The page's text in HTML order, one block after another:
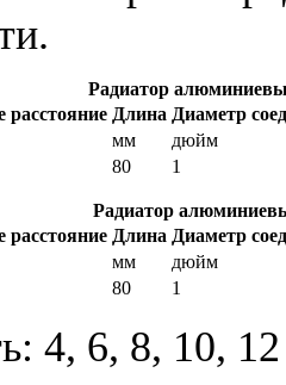
Радиатор
расстояние Длина Диаметр
мм
дюйм
80 1
Радиатор
расстояние Длина Диаметр
мм
дюйм
80 1
4, 6, 8, 10,